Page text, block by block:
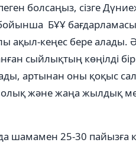
болсаңыз, сізге
БҰҰ
ақыл-кеңес бере алады.
сыйлықтың көңілді бір
артынан оны қоқыс
және жаңа жылдық
25-30 пайызға